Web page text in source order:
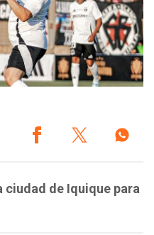
ciudad de Iquique para